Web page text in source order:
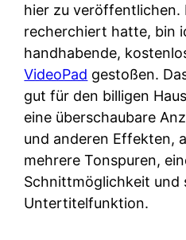
hier zu veröffentlichen.
recherchiert hatte, bin
handhabende,
VideoPad gestoßen.
gut für den billigen
eine überschaubare
und anderen Effekten,
mehrere Tonspuren,
Schnittmöglichkeit und
Untertitelfunktion.